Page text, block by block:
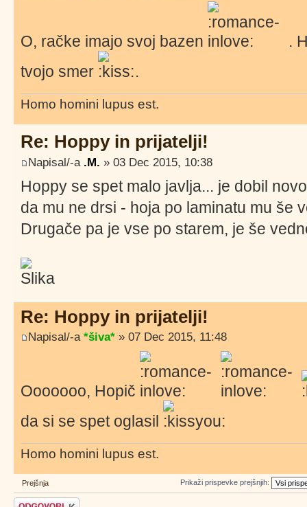
O, račke imajo svoj bazen
.
tvojo smer
.
Homo homini lupus est.
Re: Hoppy in prijatelji!
Napisal/-a .M. » 03 Dec 2015, 10:38
Hoppy se spet malo javlja... je dobil
da mu ne drsi - hoja po laminatu mu še
Drugače pa je vse po starem, je še
Re: Hoppy in prijatelji!
Napisal/-a *šiva* » 07 Dec 2015, 11:48
Ooooooo, Hopič
da si se spet oglasil
.
Homo homini lupus est.
Prejšnja Prikaži prispevke prejšnjih:
Napiši odgovor